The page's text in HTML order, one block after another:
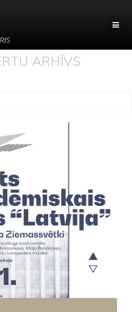
ARHĪVS